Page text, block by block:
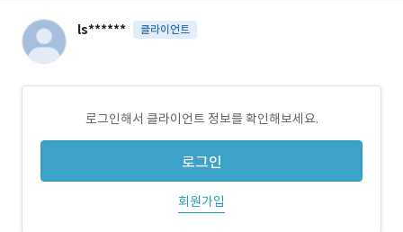
ls****** 클라이언트
로그인해서 클라이언트 정보를 확인해보세요.
로그인
회원가입